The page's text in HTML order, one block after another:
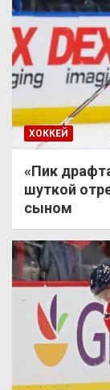
ХОККЕЙ
«Пик
шуткой
сыном